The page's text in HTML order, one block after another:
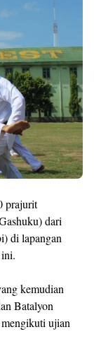
prajurit
dari
di lapangan
kemudian
Batalyon
ujian